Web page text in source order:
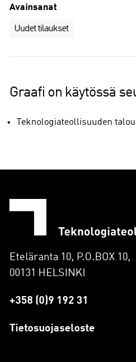
Avainsanat
Uudet tilaukset
Graafi on käytössä
Teknologiateollisuuden
Eteläranta 10, P.O.BOX 10,
00131 HELSINKI
+358 (0)9 192 31
Tietosuojaseloste